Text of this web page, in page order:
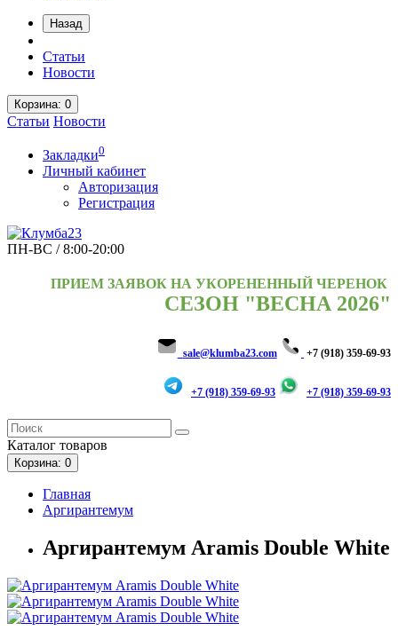
Назад
Статьи
Новости
Корзина: 0
Статьи Новости
Закладки0
Личный кабинет
Авторизация
Регистрация
ПН-ВС / 8:00-20:00
ПРИЕМ ЗАЯВОК НА УКОРЕНЕННЫЙ ЧЕРЕНОК
СЕЗОН "ВЕСНА 2026"
sale@klumba23.com +7 (918) 359-69-93
+7 (918) 359-69-93 +7 (918) 359-69-93
Каталог товаров
Корзина: 0
Главная
Аргирантемум
Аргирантемум Aramis Double White